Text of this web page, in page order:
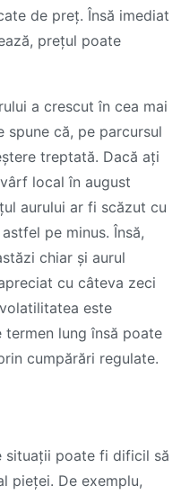
de preț. Însă imediat
prețul poate
a crescut în cea mai
spune că, pe parcursul
treptată. Dacă ați
local în august
aurului ar fi scăzut cu
pe minus. Însă,
chiar și aurul
cu câteva zeci
este
lung însă poate
cumpărări regulate.
situații poate fi dificil să
pieței. De exemplu,